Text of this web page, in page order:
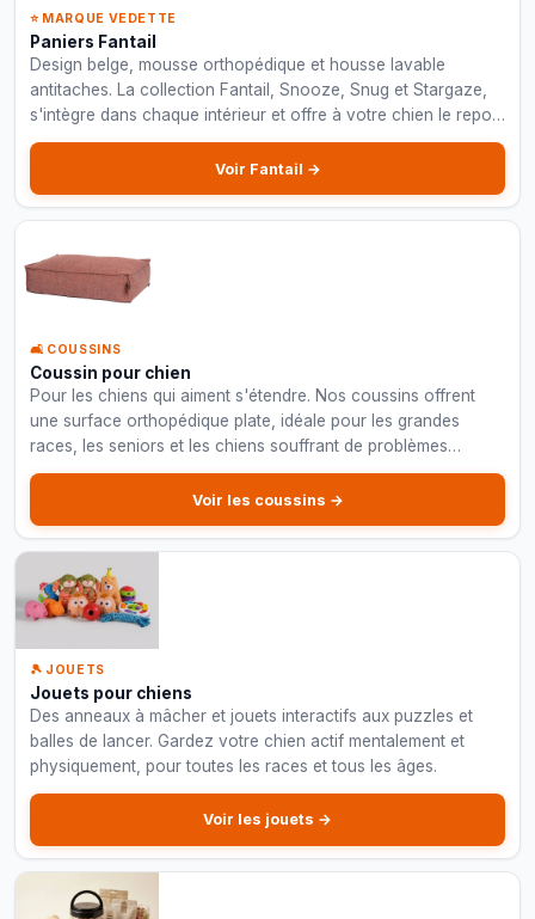
⭐ MARQUE VEDETTE
Paniers Fantail
Design belge, mousse orthopédique et housse lavable
antitaches. La collection Fantail, Snooze, Snug et Stargaze,
s'intègre dans chaque intérieur et offre à votre chien le repos
qu'il mérite.
Voir Fantail →
🛋️ COUSSINS
Coussin pour chien
Pour les chiens qui aiment s'étendre. Nos coussins offrent
une surface orthopédique plate, idéale pour les grandes
races, les seniors et les chiens souffrant de problèmes
articulaires.
Voir les coussins →
🎾 JOUETS
Jouets pour chiens
Des anneaux à mâcher et jouets interactifs aux puzzles et
balles de lancer. Gardez votre chien actif mentalement et
physiquement, pour toutes les races et tous les âges.
Voir les jouets →